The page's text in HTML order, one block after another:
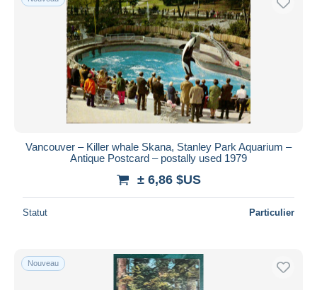
Vancouver – Killer whale Skana, Stanley Park Aquarium –
Antique Postcard – postally used 1979
± 6,86 $US
Statut Particulier
Nouveau